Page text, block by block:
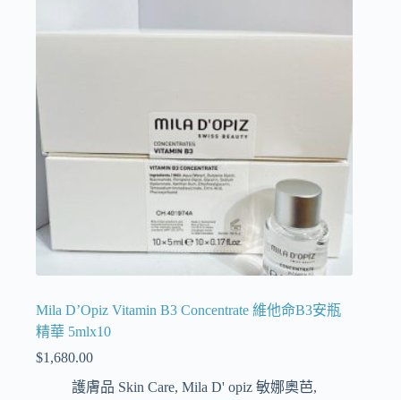
Mila D’Opiz Vitamin B3 Concentrate 維他命B3安瓶
精華 5mlx10
$1,680.00
護膚品 Skin Care, Mila D' opiz 敏娜奧芭,